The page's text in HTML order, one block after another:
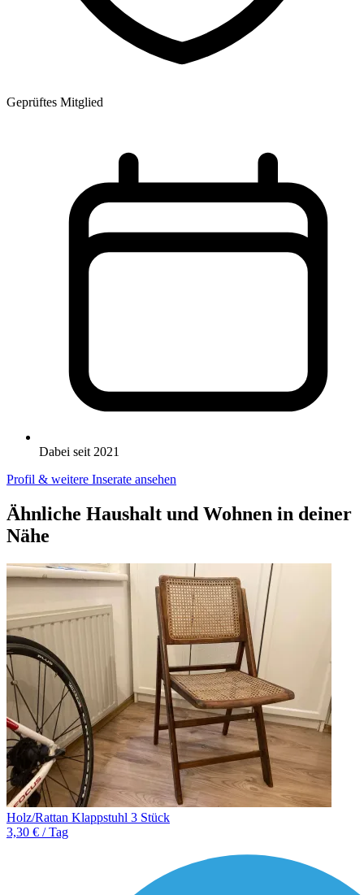
Geprüftes Mitglied
Dabei seit 2021
Profil & weitere Inserate ansehen
Ähnliche Haushalt und Wohnen in deiner
Nähe
Holz/Rattan Klappstuhl 3 Stück
3,30 € / Tag